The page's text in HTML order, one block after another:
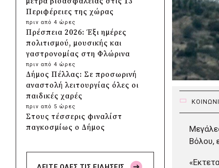
Βόλου,
Περιφέρειες της χώρας
πριν από 4 ώρες
Πρέσπεια 2026: Έξι ημέρες
πολιτισμού, μουσικής και
γαστρονομίας στη Φλώρινα
πριν από 4 ώρες
Δήμος Πέλλας: Σε προσωρινή
αναστολή λειτουργίας όλες οι
παιδικές χαρές
πριν από 5 ώρες
Στους τέσσερις φιναλίστ
παγκοσμίως ο Δήμος